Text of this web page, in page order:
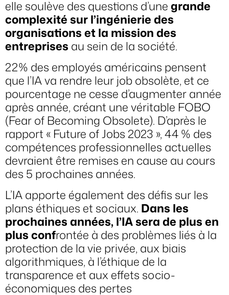
elle soulève des questions d’unegrande
complexité sur l’ingénierie des
organisations et la mission des
entreprises au sein de la société.
22% des employés américains pensent
que l’IA va rendre leur job obsolète, et ce
pourcentage ne cesse d’augmenter année
après année, créant une véritable FOBO
(Fear of Becoming Obsolete). D’après le
rapport « Future of Jobs 2023 », 44 % des
compétences professionnelles actuelles
devraient être remises en cause au cours
des 5 prochaines années.
L’IA apporte également des défis sur les
plans éthiques et sociaux. Dans les
prochaines années, l’IA sera de plus en
plus confrontée à des problèmes liés à la
protection de la vie privée, aux biais
algorithmiques, à l’éthique de la
transparence et aux effets socio-
économiques des pertes